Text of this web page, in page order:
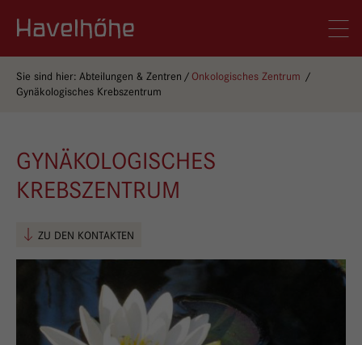
Sie sind hier: Abteilungen & Zentren
Onkologisches Zentrum
Gynäkologisches Krebszentrum
GYNÄKOLOGISCHES
KREBSZENTRUM
ZU DEN KONTAKTEN